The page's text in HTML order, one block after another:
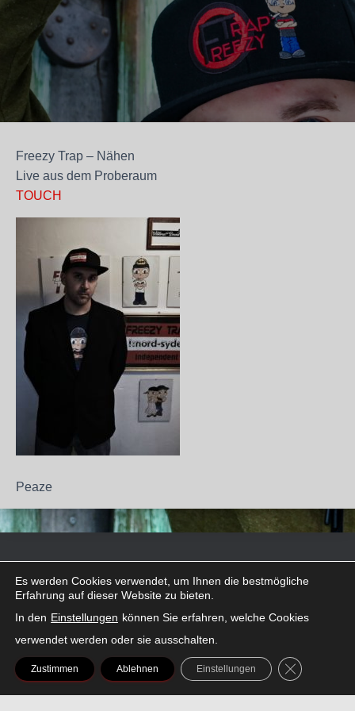
Freezy Trap – Nähen
Live aus dem Proberaum
TOUCH
Peaze
FACEBOOK INSTAGRAMLINKEDIN SNAPCHAT THREADS TIKTOK X
AMAZON SPOTIFY YOUTUBE
Es werden Cookies verwendet, um Ihnen die bestmögliche
Erfahrung auf dieser Website zu bieten.
In den Einstellungen können Sie erfahren, welche Cookies
verwendet werden oder sie ausschalten.
Zustimmen Ablehnen Einstellungen GDPR